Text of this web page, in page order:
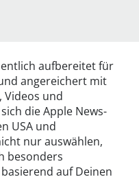
aufbereitet für
angereichert mit
Videos und
die Apple News-
USA und
nur auswählen,
besonders
auf Deinen